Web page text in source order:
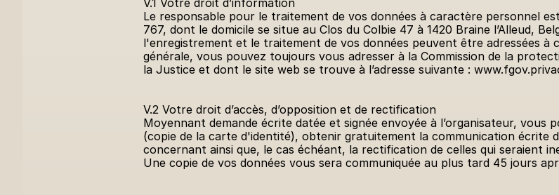
V.1 Votre droit d’information
Le responsable pour le traitement de vos données à caractère personnel
767, dont le domicile se situe au Clos du Colbie 47 à 1420 Braine l’Alleud,
l'enregistrement et le traitement de vos données peuvent être adressées
générale, vous pouvez toujours vous adresser à la Commission de la
la Justice et dont le site web se trouve à l’adresse suivante :
V.2 Votre droit d’accès, d’opposition et de rectification
Moyennant demande écrite datée et signée envoyée à l’organisateur,
(copie de la carte d'identité), obtenir gratuitement la communication écrite
concernant ainsi que, le cas échéant, la rectification de celles qui seraient
Une copie de vos données vous sera communiquée au plus tard 45 jours